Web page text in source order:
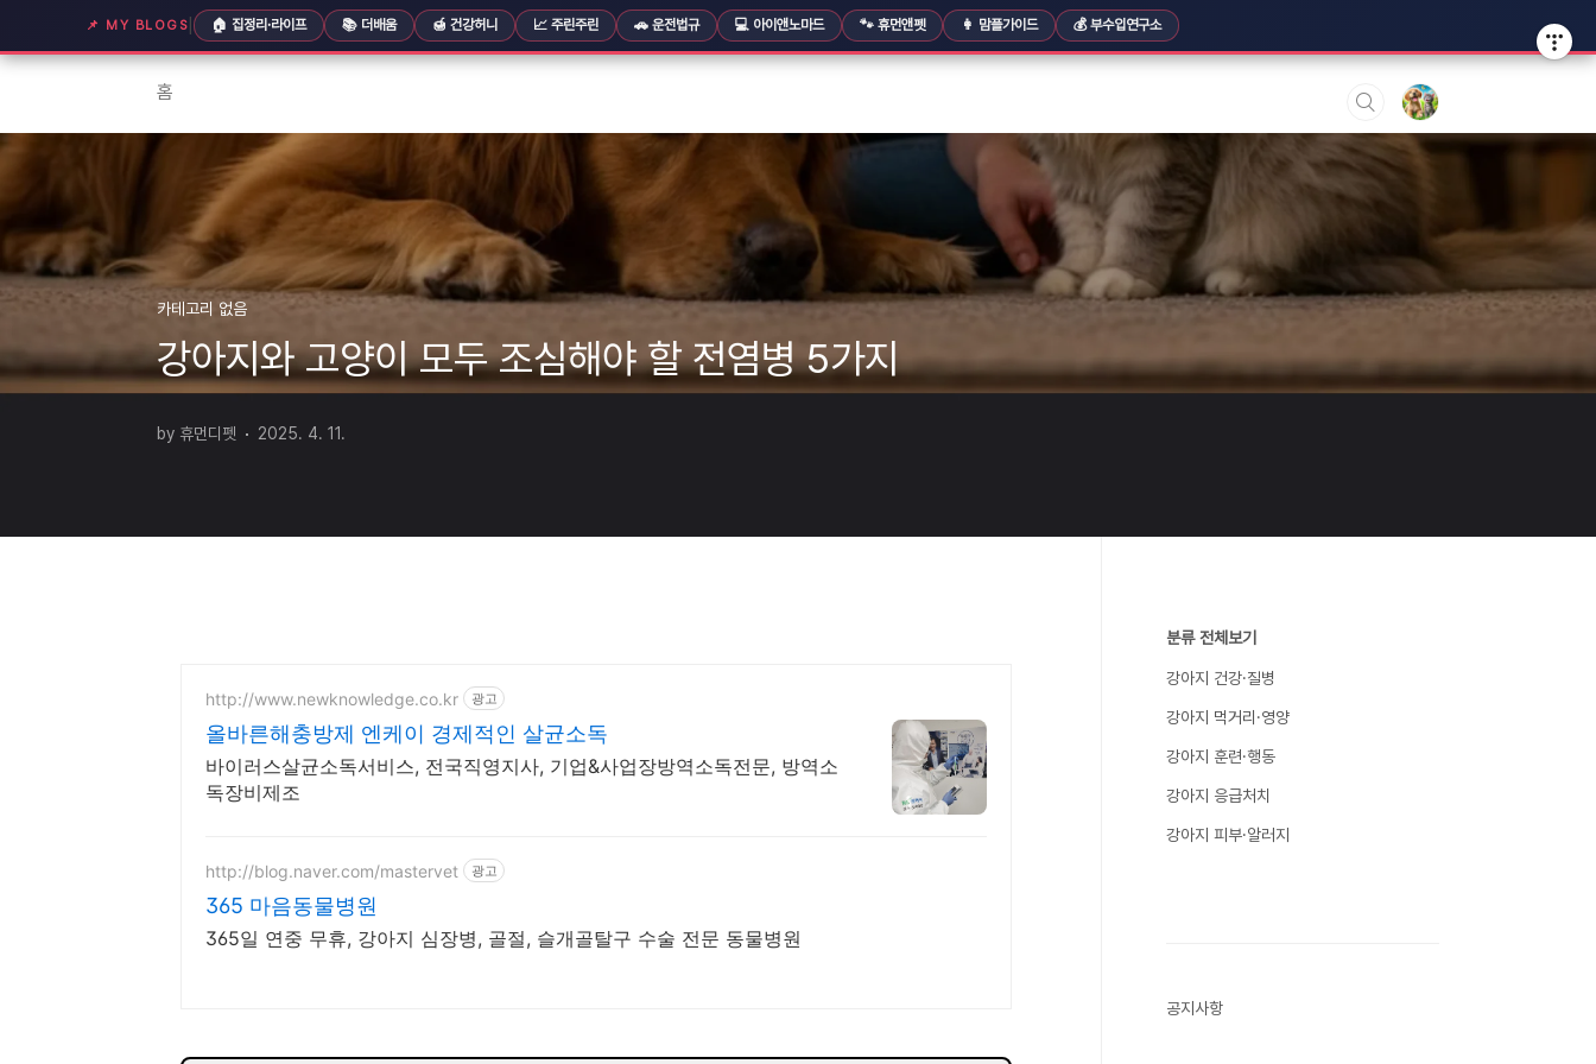
📌 MY BLOGS 🏠 집정리·라이프 📚 더배움 🍯 건강허니 📈 주린주린 🚗 운전법규 💻 아이앤노마드 🐾 휴먼앤펫 👩 맘플가이드 💰 부수입연구소
홈
카테고리 없음
강아지와 고양이 모두 조심해야 할 전염병 5가지
by 휴먼디펫 2025. 4. 11.
http://www.newknowledge.co.kr 광고
올바른해충방제 엔케이 경제적인 살균소독
바이러스살균소독서비스, 전국직영지사, 기업&사업장방역소독전문, 방역소
독장비제조
http://blog.naver.com/mastervet 광고
365 마음동물병원
365일 연중 무휴, 강아지 심장병, 골절, 슬개골탈구 수술 전문 동물병원
분류 전체보기
강아지 건강·질병
강아지 먹거리·영양
강아지 훈련·행동
강아지 응급처치
강아지 피부·알러지
공지사항